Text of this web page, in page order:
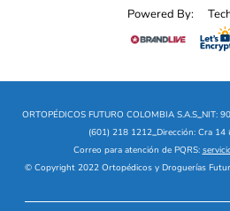
Powered By:
ORTOPÉDICOS FUTURO COLOMBIA S.A.S_NIT:
(601) 218 1212_Dirección: Cra
Correo para atención de PQRS:
© Copyright 2022 Ortopédicos y Droguerías